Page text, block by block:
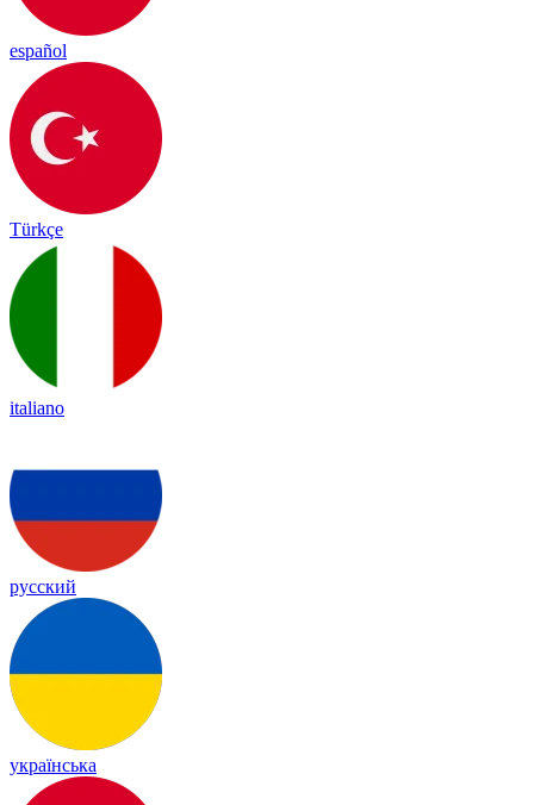
español
Türkçe
italiano
русский
українська